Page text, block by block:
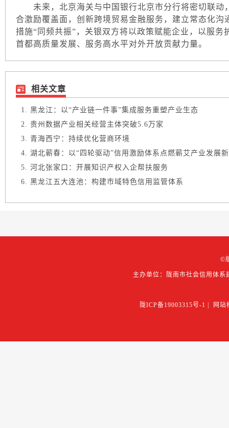
未来，北京海关与中国银行北京市分行将密切联动
合激励覆盖面，创新跨境贸易金融服务，建立常态化
措施“同频共振”，关银双方将以政策赋能企业，以服
首都高质量发展、服务高水平对外开放贡献力量。
相关文章
黑龙江：以“产业链一件事”集成服务重塑产业生态
贵州数据产业相关经营主体突破5.6万家
青海西宁：持续优化营商环境
湖北蕲春：以“四轮驱动”信用激励体系点燃蕲艾产业发展
河北张家口：开展知识产权入企帮扶服务
黑龙江五大连池：构建市域特色信用监管体系
©
主办单位：陇南市社会信用体系
陇ICP备19003315号-1 网站